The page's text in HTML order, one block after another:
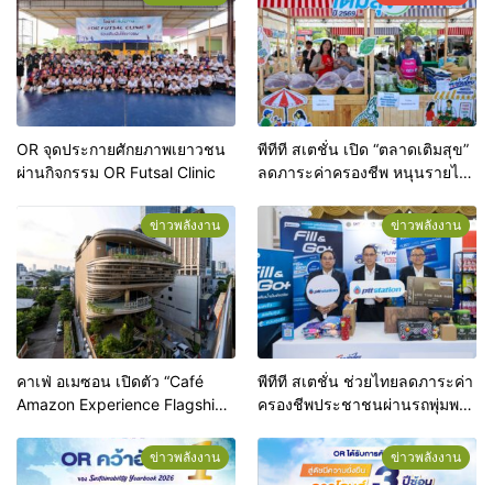
OR จุดประกายศักยภาพเยาวชน
ผ่านกิจกรรม OR Futsal Clinic
พีทีที สเตชั่น เปิด “ตลาดเติมสุข”
ลดภาระค่าครองชีพ หนุนรายได้
ข่าวพลังงาน
คาเฟ่ อเมซอน เปิดตัว “Café
Amazon Experience Flagship
แห่งแรกของโลก ยกระดับสู่จุด
หมายปลายทางแห่งใหม่ใจกลาง
ข่าวพลังงาน
พีทีที สเตชั่น ช่วยไทยลดภาระค่า
ครองชีพประชาชนผ่านรถพุ่มพวง
ข่าวพลังงาน ข่าวพลังงาน